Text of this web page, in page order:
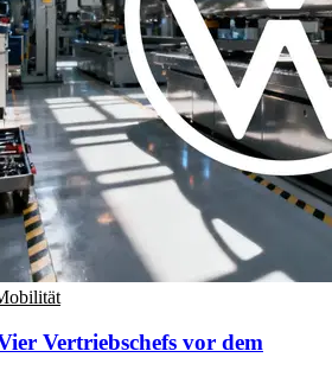
Vertriebschefs vor dem